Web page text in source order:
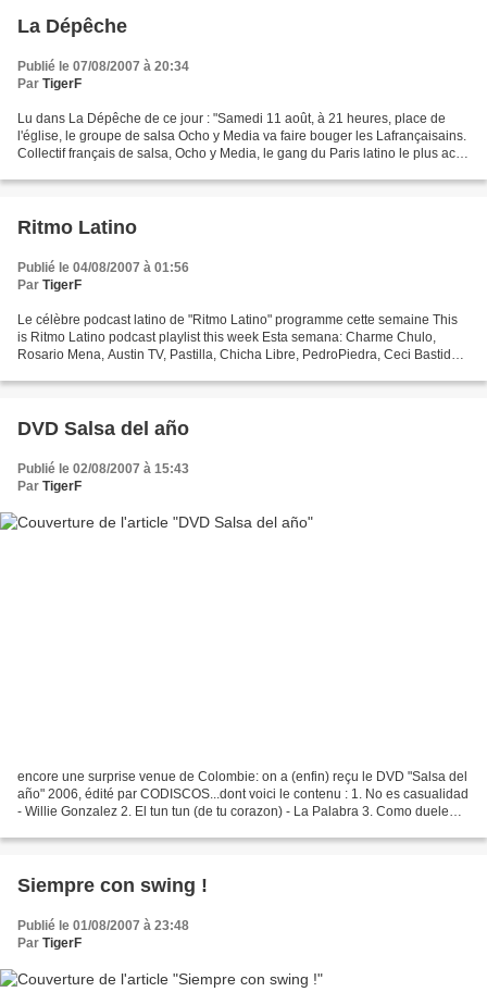
La Dépêche
Publié le 07/08/2007 à 20:34
Par TigerF
Lu dans La Dépêche de ce jour : "Samedi 11 août, à 21 heures, place de
l'église, le groupe de salsa Ocho y Media va faire bouger les Lafrançaisains.
Collectif français de salsa, Ocho y Media, le gang du Paris latino le plus actif,
Ritmo Latino
Publié le 04/08/2007 à 01:56
Par TigerF
Le célèbre podcast latino de "Ritmo Latino" programme cette semaine This
is Ritmo Latino podcast playlist this week Esta semana: Charme Chulo,
Rosario Mena, Austin TV, Pastilla, Chicha Libre, PedroPiedra, Ceci Bastida,
DVD Salsa del año
Publié le 02/08/2007 à 15:43
Par TigerF
encore une surprise venue de Colombie: on a (enfin) reçu le DVD "Salsa del
año" 2006, édité par CODISCOS...dont voici le contenu : 1. No es casualidad
- Willie Gonzalez 2. El tun tun (de tu corazon) - La Palabra 3. Como duele
Siempre con swing !
Publié le 01/08/2007 à 23:48
Par TigerF